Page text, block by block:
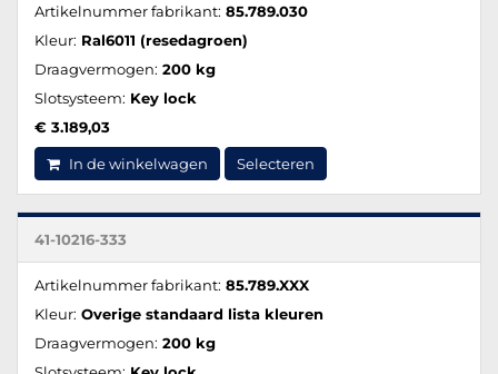
Artikelnummer fabrikant: 85.789.030
Kleur: Ral6011 (resedagroen)
Draagvermogen: 200 kg
Slotsysteem: Key lock
€ 3.189,03
In de winkelwagen Selecteren
41-10216-333
Artikelnummer fabrikant: 85.789.XXX
Kleur: Overige standaard lista kleuren
Draagvermogen: 200 kg